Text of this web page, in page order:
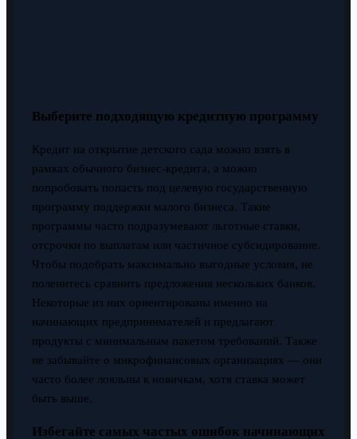
Выберите подходящую кредитную программу
Кредит на открытие детского сада можно взять в
рамках обычного бизнес-кредита, а можно
попробовать попасть под целевую государственную
программу поддержки малого бизнеса. Такие
программы часто подразумевают льготные ставки,
отсрочки по выплатам или частичное субсидирование.
Чтобы подобрать максимально выгодные условия, не
поленитесь сравнить предложения нескольких банков.
Некоторые из них ориентированы именно на
начинающих предпринимателей и предлагают
продукты с минимальным пакетом требований. Также
не забывайте о микрофинансовых организациях — они
часто более лояльны к новичкам, хотя ставка может
быть выше.
Избегайте самых частых ошибок начинающих